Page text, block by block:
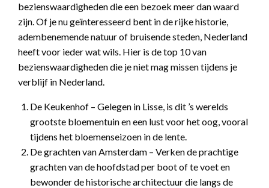
bezienswaardigheden die een bezoek meer dan waard
zijn. Of je nu geïnteresseerd bent in de rijke historie,
adembenemende natuur of bruisende steden, Nederland
heeft voor ieder wat wils. Hier is de top 10 van
bezienswaardigheden die je niet mag missen tijdens je
verblijf in Nederland.
De Keukenhof – Gelegen in Lisse, is dit ’s werelds
grootste bloementuin en een lust voor het oog, vooral
tijdens het bloemenseizoen in de lente.
De grachten van Amsterdam – Verken de prachtige
grachten van de hoofdstad per boot of te voet en
bewonder de historische architectuur die langs de